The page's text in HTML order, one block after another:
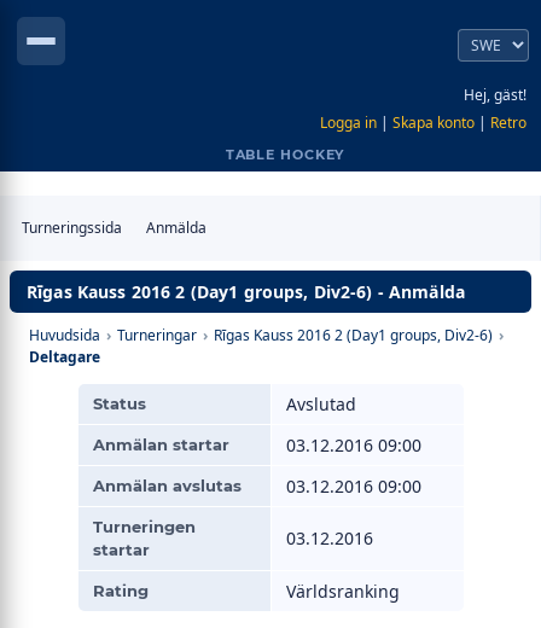
Hej, gäst!
Logga in | Skapa konto | Retro
TABLE HOCKEY
Turneringssida Anmälda
Rīgas Kauss 2016 2 (Day1 groups, Div2-6) - Anmälda
Huvudsida › Turneringar › Rīgas Kauss 2016 2 (Day1 groups, Div2-6) ›
Deltagare
Status Avslutad
Anmälan startar 03.12.2016 09:00
Anmälan avslutas 03.12.2016 09:00
Turneringen
startar
03.12.2016
Rating Världsranking